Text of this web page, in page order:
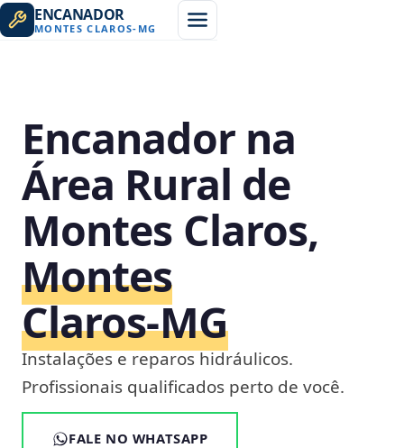
ENCANADOR
MONTES CLAROS- MG
Encanador na
Área Rural de
Montes Claros,
Montes
Claros‑MG
Instalações e reparos hidráulicos.
Profissionais qualificados perto de você.
FALE NO WHATSAPP